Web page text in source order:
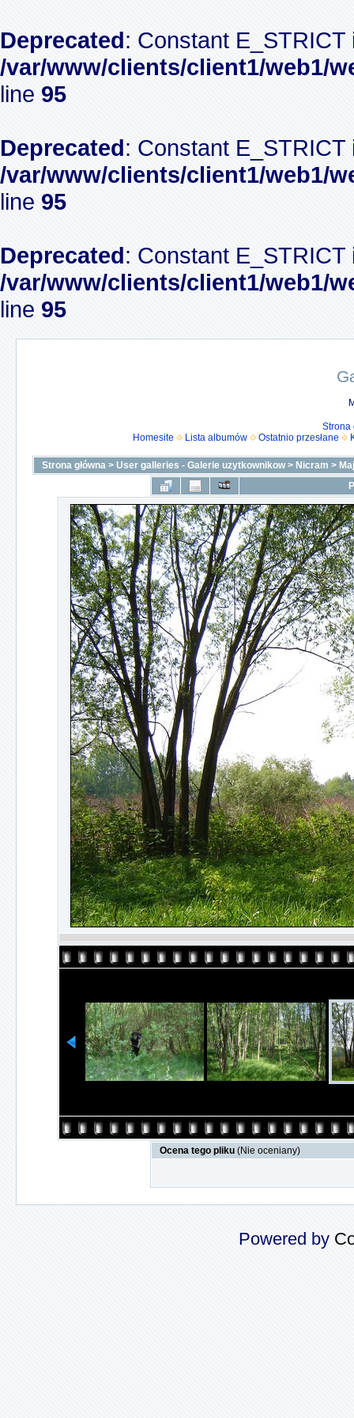
Deprecated: Constant
/var/www/clients/client1/web1/
line 95
Deprecated: Constant
/var/www/clients/client1/web1/
line 95
Deprecated: Constant
/var/www/clients/client1/web1/
line 95
Strona
Homesite
Lista albumów Ostatnio przesłane
Strona główna > User galleries - Galerie uzytkownikow> Nicram >
Ocena tego pliku (Nie oceniany)
Powered by